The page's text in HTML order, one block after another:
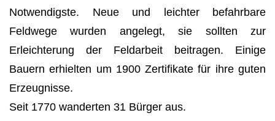
Notwendigste. Neue und leichter befahrbare
Feldwege wurden angelegt, sie sollten zur
Erleichterung der Feldarbeit beitragen. ­Einige
Bauern erhielten um 1900 Zertifikate für ihre guten
Erzeugnisse.
Seit 1770 wanderten 31 Bürger aus.